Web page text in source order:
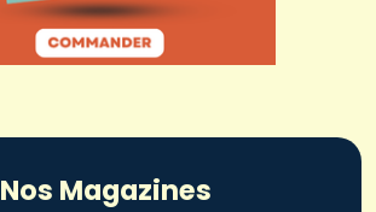
Nos Magazines